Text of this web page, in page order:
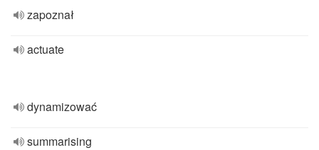
zapoznał
actuate
dynamizować
summarising